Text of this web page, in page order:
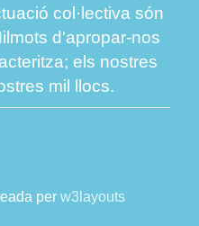
col·lectiva són
d'apropar-nos
els nostres
mil llocs.
per w3layouts